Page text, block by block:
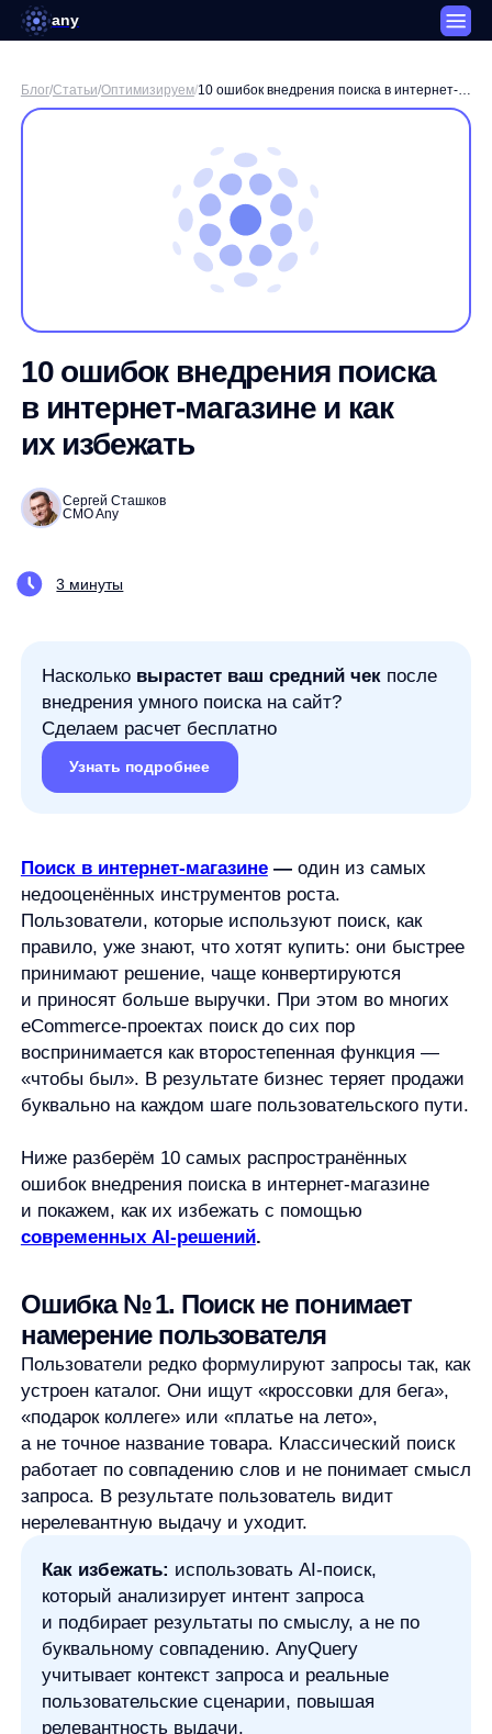
any
10 ошибок внедрения поиска
их избежать
магазине и как их избежать
Сергей Сташков
CMO Any
3 минуты
Насколько
внедрения умного поиска на сайт?
Поиск в интернет-магазине—один из самых
недооценённых инструментов роста.
Пользователи, которые используют поиск, как
eCommerce-проектах поиск до сих пор
воспринимается как второстепенная функция —
«чтобы был». В результате бизнес теряет продажи
буквально на каждом шаге пользовательского пути.
Ниже разберём 10 самых распространённых
ошибок внедрения поиска в интернет-магазине
и покажем, как их избежать с помощью
современных AI-решений.
Ошибка № 1. Поиск не понимает
Пользователи редко формулируют запросы так, как
устроен каталог. Они ищут «кроссовки для бега»,
«подарок коллеге» или «платье на лето»,
а не точное название товара. Классический поиск
работает по совпадению слов и не понимает смысл
нерелевантную выдачу и уходит.
Как избежать:использовать AI-поиск,
который анализирует интент запроса
и подбирает результаты по смыслу, а не по
буквальному совпадению. AnyQuery
учитывает контекст запроса и реальные
пользовательские сценарии, повышая
релевантность выдачи.
синонимов и морфологии
Для пользователя «куртка», «пуховик» и «зимняя
куртка» — одно и то же. Для простого поиска — это
три разных запроса. В русскоязычном eCommerce
ситуация усугубляется склонениями, формами
слов и разговорными формулировками.
Как избежать:автоматическая работа